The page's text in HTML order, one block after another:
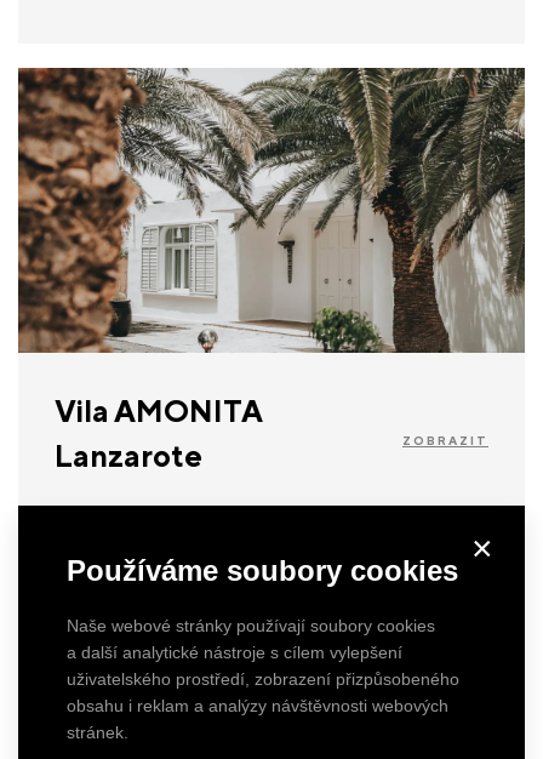
×
Používáme soubory cookies
Naše webové stránky používají soubory cookies
a další analytické nástroje s cílem vylepšení
uživatelského prostředí, zobrazení přizpůsobeného
obsahu i reklam a analýzy návštěvnosti webových
stránek.
Vila AMONITA
Lanzarote
ZOBRAZIT